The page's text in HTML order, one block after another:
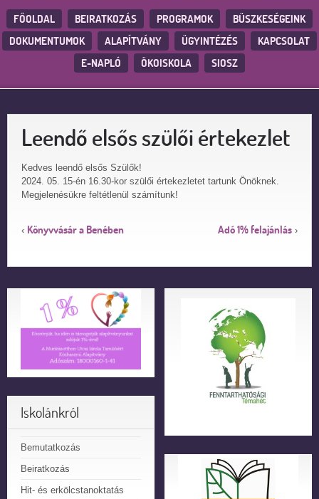
FŐOLDAL BEIRATKOZÁS PROGRAMOK
BÜSZKESÉGEINK
DOKUMENTUMOK
ALAPÍTVÁNY ÜGYINTÉZÉS
KAPCSOLAT
E-NAPLÓ
ÖKOISKOLA SIOSZ
Leendő elsős szülői értekezlet
Kedves leendő elsős Szülők!
2024. 05. 15-én 16.30-kor szülői értekezletet tartunk Önöknek.
Megjelenésükre feltétlenül számítunk!
‹ Könyvvásár a Benében Adó 1% felajánlás ›
Iskolánkról
Bemutatkozás
Beiratkozás
Hit- és erkölcstanoktatás